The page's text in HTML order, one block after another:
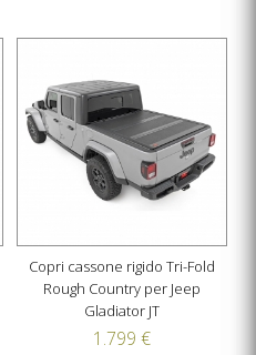
Copri cassone rigido Tri-Fold
Rough Country per Jeep
Gladiator JT
1.799 €